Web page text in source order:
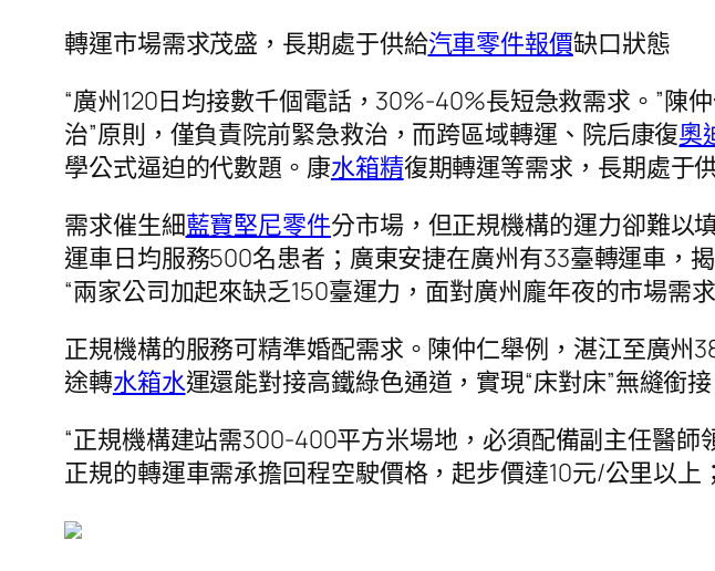
轉運市場需求茂盛，長期處于供給汽車零件報價缺口狀態
“廣州120日均接數千個電話，30%-40%長短急救需求。”陳
治”原則，僅負責院前緊急救治，而跨區域轉運、院后康復奧
學公式逼迫的代數題。康水箱精復期轉運等需求，長期處于
需求催生細藍寶堅尼零件分市場，但正規機構的運力卻難以
運車日均服務500名患者；廣東安捷在廣州有33臺轉運車，
“兩家公司加起來缺乏150臺運力，面對廣州龐年夜的市場需
正規機構的服務可精準婚配需求。陳仲仁舉例，湛江至廣
途轉水箱水運還能對接高鐵綠色通道，實現“床對床”無縫銜
“正規機構建站需300-400平方米場地，必須配備副主任醫
正規的轉運車需承擔回程空駛價格，起步價達10元/公里以